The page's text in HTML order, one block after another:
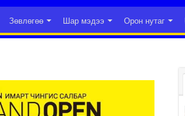
Зөвлөгөө Шар мэдээ Орон нутаг